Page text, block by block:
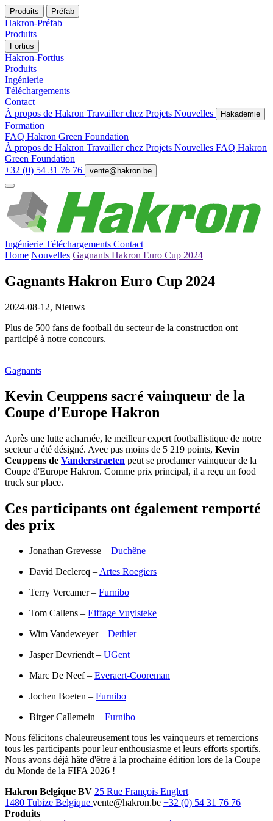
Produits Préfab
Hakron-Préfab
Produits
Fortius
Hakron-Fortius
Produits
Ingénierie
Téléchargements
Contact
À propos de Hakron Travailler chez Projets Nouvelles Hakademie
Formation
FAQ Hakron Green Foundation
À propos de Hakron Travailler chez Projets Nouvelles FAQ Hakron
Green Foundation
+32 (0) 54 31 76 76
vente@hakron.be
Ingénierie Téléchargements Contact
Home Nouvelles Gagnants Hakron Euro Cup 2024
Gagnants Hakron Euro Cup 2024
2024-08-12, Nieuws
Plus de 500 fans de football du secteur de la construction ont
participé à notre concours.
Gagnants
Kevin Ceuppens sacré vainqueur de la
Coupe d'Europe Hakron
Après une lutte acharnée, le meilleur expert footballistique de notre
secteur a été désigné. Avec pas moins de 5 219 points, Kevin
Ceuppens de Vanderstraeten peut se proclamer vainqueur de la
Coupe d'Europe Hakron. Comme prix principal, il a reçu un food
truck sur place.
Ces participants ont également remporté
des prix
Jonathan Grevesse – Duchêne
David Declercq – Artes Roegiers
Terry Vercamer – Furnibo
Tom Callens – Eiffage Vuylsteke
Wim Vandeweyer – Dethier
Jasper Devriendt – UGent
Marc De Neef – Everaert-Cooreman
Jochen Boeten – Furnibo
Birger Callemein – Furnibo
Nous félicitons chaleureusement tous les vainqueurs et remercions
tous les participants pour leur enthousiasme et leurs efforts sportifs.
Nous avons déjà hâte d'être à la prochaine édition lors de la Coupe
du Monde de la FIFA 2026 !
Hakron Belgique BV 25 Rue François Englert
1480 Tubize Belgique vente@hakron.be +32 (0) 54 31 76 76
Produits